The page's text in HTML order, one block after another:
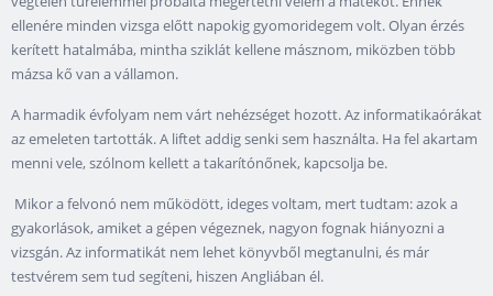
ellenére minden vizsga előtt napokig gyomoridegem volt. Olyan érzés
kerített hatalmába, mintha sziklát kellene másznom, miközben több
mázsa kő van a vállamon.
A harmadik évfolyam nem várt nehézséget hozott. Az informatikaórákat
az emeleten tartották. A liftet addig senki sem használta. Ha fel akartam
menni vele, szólnom kellett a takarítónőnek, kapcsolja be.
Mikor a felvonó nem működött, ideges voltam, mert tudtam: azok a
gyakorlások, amiket a gépen végeznek, nagyon fognak hiányozni a
vizsgán. Az informatikát nem lehet könyvből megtanulni, és már
testvérem sem tud segíteni, hiszen Angliában él.